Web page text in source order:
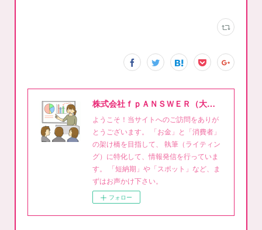
株式会社ｆｐＡＮＳＷＥＲ（大泉稔1級FPライティング事務所）
ようこそ！当サイトへのご訪問をありが
とうございます。 「お金」と「消費者」
の架け橋を目指して、 執筆（ライティン
グ）に特化して、情報発信を行っていま
す。 「短納期」や「スポット」など、ま
ずはお声かけ下さい。
フォロー